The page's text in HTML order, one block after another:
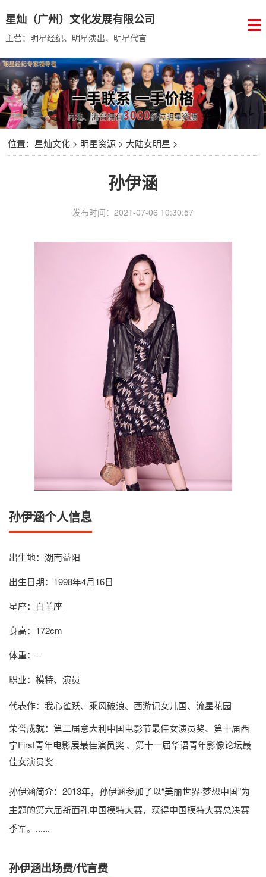
星灿（广州）文化发展有限公司
主营：明星经纪、明星演出、明星代言
位置： 星灿文化> 明星资源> 大陆女明星 >
孙伊涵
发布时间：2021-07-06 10:30:57
孙伊涵个人信息
出生地：湖南益阳
出生日期：1998年4月16日
星座：白羊座
身高：172cm
体重：--
职业：模特、演员
代表作：我心雀跃、乘风破浪、西游记女儿国、流星花园
荣誉成就：第二届意大利中国电影节最佳女演员奖、第十届西
宁First青年电影展最佳演员奖 、第十一届华语青年影像论坛最
佳女演员奖
孙伊涵简介：2013年，孙伊涵参加了以“美丽世界·梦想中国”为
主题的第六届新面孔中国模特大赛，获得中国模特大赛总决赛
季军。......
孙伊涵出场费/代言费